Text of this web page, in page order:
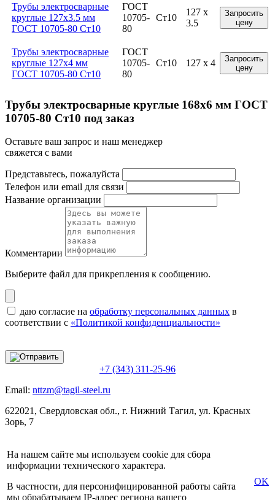
Трубы электросварные
круглые 127x3.5 мм
ГОСТ 10705-80 Ст10
ГОСТ
10705-
80
Ст10
127 x
3.5
Запросить
цену
Трубы электросварные
круглые 127x4 мм
ГОСТ 10705-80 Ст10
ГОСТ
10705-
80
Ст10 127 x 4
Запросить
цену
Трубы электросварные круглые 168x6 мм ГОСТ
10705-80 Ст10 под заказ
Оставьте ваш запрос и наш менеджер
свяжется с вами
Представьтесь, пожалуйста
Телефон или email для связи
Название организации
Комментарии
Выберите файл для прикрепления к сообщению.
даю согласие на обработку персональных данных в
соответствии с «Политикой конфиденциальности»
+7 (343) 311-25-96
Email: nttzm@tagil-steel.ru
622021, Свердловская обл., г. Нижний Тагил, ул. Красных
Зорь, 7
На нашем сайте мы используем cookie для сбора
информации технического характера.
В частности, для персонифицированной работы сайта
мы обрабатываем IP-адрес региона вашего
OK